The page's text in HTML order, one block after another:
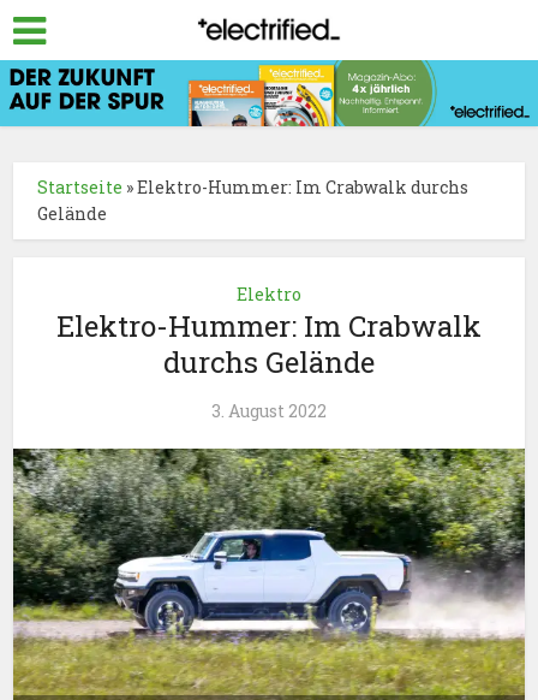
Startseite »Elektro-Hummer: Im Crabwalk durchs
Gelände
Elektro
Elektro-Hummer: Im Crabwalk
durchs Gelände
3. August 2022